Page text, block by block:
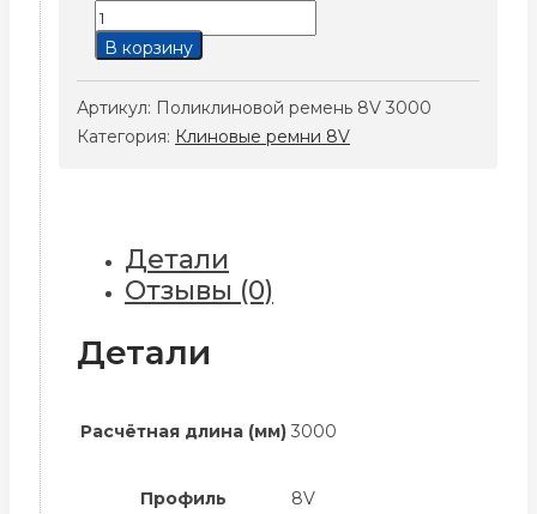
Количество
товара
ремень
8V
В корзину
Артикул: Поликлиновой ремень 8V 3000
Категория: Клиновые ремни 8V
Детали
Отзывы (0)
Детали
Расчётная длина (мм) 3000
Профиль 8V